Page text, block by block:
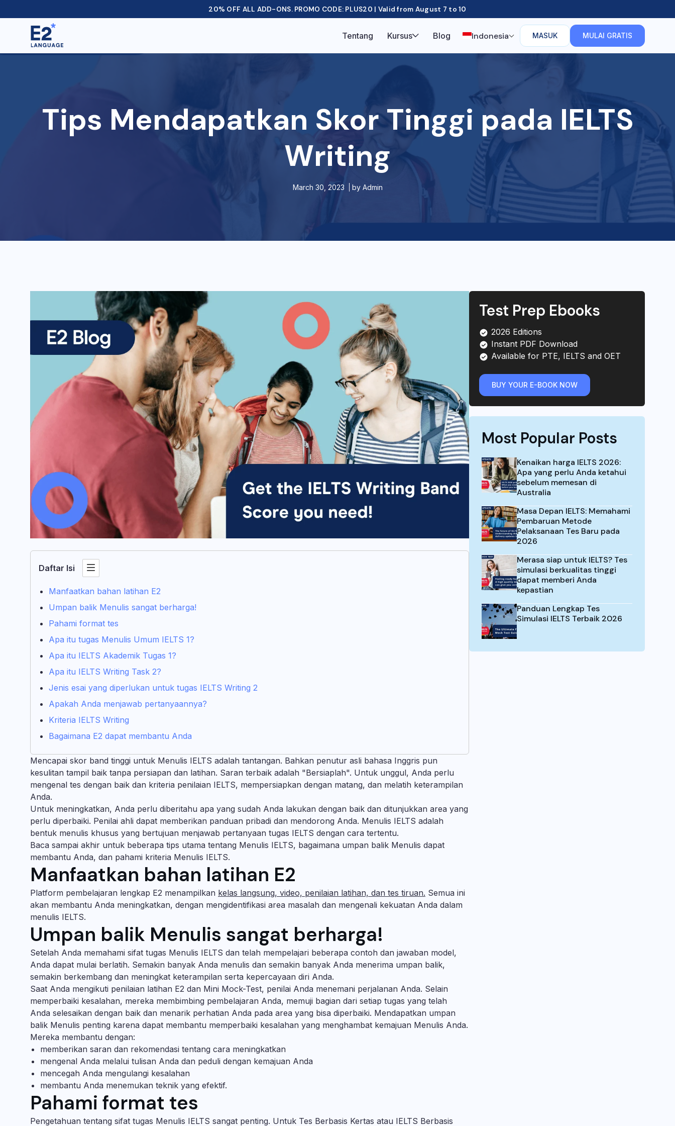
20% OFF ALL ADD-ONS. PROMO CODE: PLUS20 | Valid from August 7 to 10
Tentang Kursus Blog Indonesia MASUK MULAI GRATIS
Tips Mendapatkan Skor Tinggi pada IELTS
Writing
March 30, 2023 by Admin
Daftar Isi
Manfaatkan bahan latihan E2
Umpan balik Menulis sangat berharga!
Pahami format tes
Apa itu tugas Menulis Umum IELTS 1?
Apa itu IELTS Akademik Tugas 1?
Apa itu IELTS Writing Task 2?
Jenis esai yang diperlukan untuk tugas IELTS Writing 2
Apakah Anda menjawab pertanyaannya?
Kriteria IELTS Writing
Bagaimana E2 dapat membantu Anda
Mencapai skor band tinggi untuk Menulis IELTS adalah tantangan. Bahkan penutur asli bahasa Inggris pun
kesulitan tampil baik tanpa persiapan dan latihan. Saran terbaik adalah "Bersiaplah". Untuk unggul, Anda perlu
mengenal tes dengan baik dan kriteria penilaian IELTS, mempersiapkan dengan matang, dan melatih keterampilan
Anda.
Untuk meningkatkan, Anda perlu diberitahu apa yang sudah Anda lakukan dengan baik dan ditunjukkan area yang
perlu diperbaiki. Penilai ahli dapat memberikan panduan pribadi dan mendorong Anda. Menulis IELTS adalah
bentuk menulis khusus yang bertujuan menjawab pertanyaan tugas IELTS dengan cara tertentu.
Baca sampai akhir untuk beberapa tips utama tentang Menulis IELTS, bagaimana umpan balik Menulis dapat
membantu Anda, dan pahami kriteria Menulis IELTS.
Manfaatkan bahan latihan E2
Platform pembelajaran lengkap E2 menampilkan kelas langsung, video, penilaian latihan, dan tes tiruan. Semua ini
akan membantu Anda meningkatkan, dengan mengidentifikasi area masalah dan mengenali kekuatan Anda dalam
menulis IELTS.
Umpan balik Menulis sangat berharga!
Setelah Anda memahami sifat tugas Menulis IELTS dan telah mempelajari beberapa contoh dan jawaban model,
Anda dapat mulai berlatih. Semakin banyak Anda menulis dan semakin banyak Anda menerima umpan balik,
semakin berkembang dan meningkat keterampilan serta kepercayaan diri Anda.
Saat Anda mengikuti penilaian latihan E2 dan Mini Mock-Test, penilai Anda menemani perjalanan Anda. Selain
memperbaiki kesalahan, mereka membimbing pembelajaran Anda, memuji bagian dari setiap tugas yang telah
Anda selesaikan dengan baik dan menarik perhatian Anda pada area yang bisa diperbaiki. Mendapatkan umpan
balik Menulis penting karena dapat membantu memperbaiki kesalahan yang menghambat kemajuan Menulis Anda.
Mereka membantu dengan:
memberikan saran dan rekomendasi tentang cara meningkatkan
mengenal Anda melalui tulisan Anda dan peduli dengan kemajuan Anda
mencegah Anda mengulangi kesalahan
membantu Anda menemukan teknik yang efektif.
Pahami format tes
Pengetahuan tentang sifat tugas Menulis IELTS sangat penting. Untuk Tes Berbasis Kertas atau IELTS Berbasis
Test Prep Ebooks
2026 Editions
Instant PDF Download
Available for PTE, IELTS and OET
BUY YOUR E-BOOK NOW
Most Popular Posts
Kenaikan harga IELTS 2026:
Apa yang perlu Anda ketahui
sebelum memesan di
Australia
Masa Depan IELTS: Memahami
Pembaruan Metode
Pelaksanaan Tes Baru pada
2026
Merasa siap untuk IELTS? Tes
simulasi berkualitas tinggi
dapat memberi Anda
kepastian
Panduan Lengkap Tes
Simulasi IELTS Terbaik 2026